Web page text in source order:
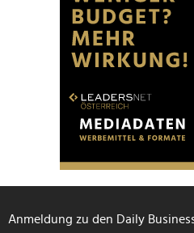
Anmeldung zu den Daily